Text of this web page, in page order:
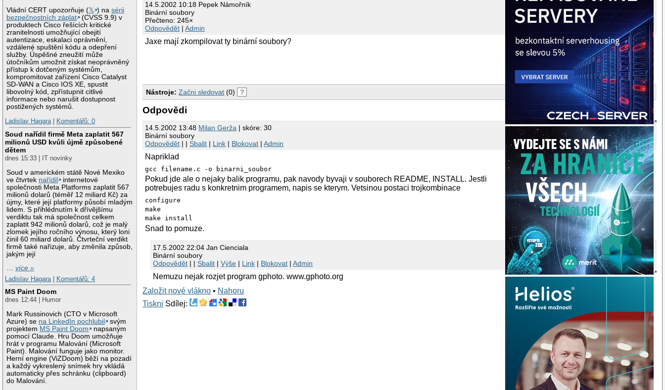
Vládní CERT upozorňuje (𝕏 ) nasérii
bezpečnostních záplat
(CVSS 9.9) v
produktech Cisco řešících kritické
zranitelnosti umožňující obejití
autentizace, eskalaci oprávnění,
vzdálené spuštění kódu a odepření
služby. Úspěšné zneužití může
útočníkům umožnit získat neoprávněný
přístup k dotčeným systémům,
kompromitovat zařízení Cisco Catalyst
SD-WAN a Cisco IOS XE, spustit
libovolný kód, zpřístupnit citlivé
informace nebo narušit dostupnost
postižených systémů.
Ladislav Hagara| Komentářů: 0
Soud nařídil firmě Meta zaplatit 567
milionů USD kvůli újmě způsobené
dětem
dnes 15:33 | IT novinky
Soud v americkém státě Nové Mexiko
ve čtvrtek nařídil
internetové
společnosti Meta Platforms zaplatit 567
milionů dolarů (téměř 12 miliard Kč) za
újmy, které její platformy působí mladým
lidem. S přihlédnutím k dřívějšímu
verdiktu tak má společnost celkem
zaplatit 942 milionů dolarů, což je malý
zlomek jejího ročního výnosu, který loni
činil 60 miliard dolarů. Čtvrteční verdikt
firmě také nařizuje, aby změnila způsob,
jakým její
…více »
Ladislav Hagara
Komentářů: 4
MS Paint Doom
dnes 12:44 | Humor
Mark Russinovich (CTO v Microsoft
Azure) se na LinkedIn pochlubil
svým
projektem MS Paint Doom
napsaným
pomocí Claude. Hru Doom umožňuje
hrát v programu Malování (Microsoft
Paint). Malování funguje jako monitor.
Herní engine (ViZDoom) běží na pozadí
a každý vykreslený snímek hry vkládá
automaticky přes schránku (clipboard)
do Malování.
14.5.2002 10:18 Pepek Námořník
Binární soubory
Přečteno: 245×
Odpovědět |Admin
Jaxe mají zkompilovat ty binární soubory?
Nástroje: Začni sledovat (0) ?
Odpovědi
14.5.2002 13:48 Milan Gerža | skóre: 30
Binární soubory
Odpovědět | |Sbalit | Link | Blokovat |Admin
Napriklad
gcc filename.c -o binarni_soubor
Pokud jde ale o nejaky balik programu, pak navody byvaji v souborech README, INSTALL. Jestli
potrebujes radu s konkretnim programem, napis se kterym. Vetsinou postaci trojkombinace
configure
make
make install
Snad to pomuze.
17.5.2002 22:04 Jan Cienciala
Binární soubory
Odpovědět | |Sbalit |Výše | Link | Blokovat |Admin
Nemuzu nejak rozjet program gphoto. www.gphoto.org
Založit nové vlákno • Nahoru
Tiskni Sdílej: